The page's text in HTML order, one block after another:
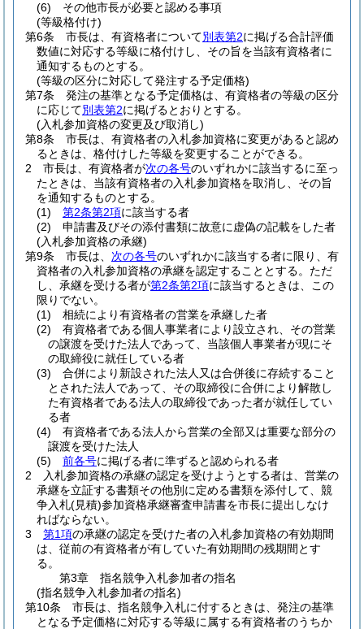
(6)
その他市長が必要と認める事項
(等級格付け)
第6条
市長は、有資格者について別表第2に掲げる合計評価
数値に対応する等級に格付けし、その旨を当該有資格者に
通知するものとする。
(等級の区分に対応して発注する予定価格)
第7条
発注の基準となる予定価格は、有資格者の等級の区分
に応じて別表第2に掲げるとおりとする。
(入札参加資格の変更及び取消し)
第8条
市長は、有資格者の入札参加資格に変更があると認め
るときは、格付けした等級を変更することができる。
2
市長は、有資格者が次の各号のいずれかに該当するに至っ
たときは、当該有資格者の入札参加資格を取消し、その旨
を通知するものとする。
(1)
第2条第2項に該当する者
(2)
申請書及びその添付書類に故意に虚偽の記載をした者
(入札参加資格の承継)
第9条
市長は、 次の各号のいずれかに該当する者に限り、有
資格者の入札参加資格の承継を認定することとする。 ただ
し、承継を受ける者が第2条第2項に該当するときは、この
限りでない。
(1)
相続により有資格者の営業を承継した者
(2)
有資格者である個人事業者により設立され、その営業
の譲渡を受けた法人であって、当該個人事業者が現にそ
の取締役に就任している者
(3)
合併により新設された法人又は合併後に存続すること
とされた法人であって、その取締役に合併により解散し
た有資格者である法人の取締役であった者が就任してい
る者
(4)
有資格者である法人から営業の全部又は重要な部分の
譲渡を受けた法人
(5)
前各号に掲げる者に準ずると認められる者
2
入札参加資格の承継の認定を受けようとする者は、営業の
承継を立証する書類その他別に定める書類を添付して、競
争入札(見積)参加資格承継審査申請書を市長に提出しなけ
ればならない。
3
第1項の承継の認定を受けた者の入札参加資格の有効期間
は、従前の有資格者が有していた有効期間の残期間とす
る。
第3章
指名競争入札参加者の指名
(指名競争入札参加者の指名)
第10条
市長は、指名競争入札に付するときは、発注の基準
となる予定価格に対応する等級に属する有資格者のうちか